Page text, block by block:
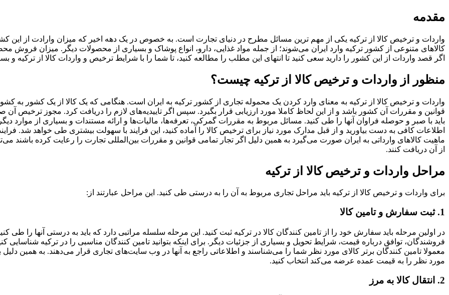
مقدمه
واردات و ترخیص کالا از ترکیه یکی از مهم ترین مسائل مطرح در دنیای تجارت است. به خصوص در یک دهه اخیر که میزان وارادت از
کالاهای متنوعی از کشور ترکیه وارد ایران می‌شوند؛ از جمله مواد غذایی، دارو، انواع پوشاک و بسیاری از محصولات دیگر. میزان فروش
اگر قصد واردات از این کشور را دارید سعی کنید تا انتهای این مطلب را مطالعه کنید، تا شما را با شرایط ترخیص و واردات کالا از ترکیه و
منظور از واردات و ترخیص کالا از ترکیه چیست؟
واردات و ترخیص کالا از ترکیه به معنای وارد کردن یک محموله تجاری از کشور ترکیه به ایران است. هنگامی که یک کالا از یک کشور به
قوانین و مقررات آن کشور باشد‌ و از این لحاظ کاملا مورد ارزیابی قرار بگیرد. سپس اگر تاییدیه‌های لازم را دریافت کرد. مجوز ترخیص آن
باید با صبر و حوصله فراوان آنها را طی کنید. مسائل مربوط به مقررات گمرکی، تعرفه‌ها، مالیات‌ها و ارائه مستندات و بسیاری از موارد
اطلاعات کافی به دست بیاورید و از قبل مدارک مورد نیاز برای ترخیص کالا را آماده کنید، این فرایند با سهولت بیشتری طی خواهد شد.
ماهیت کالاهای وارداتی به ایران صورت می‌گیرد به همین دلیل اگر تجار تمامی قوانین و مقررات بین‌المللی تجارت را رعایت کرده باشند
از آن دریافت کنند.
مراحل واردات و ترخیص کالا از ترکیه
برای واردات و ترخیص کالا از ترکیه باید مراحل تجاری مربوط به آن را به درستی طی کنید. این مراحل عبارتند از:
1. ثبت سفارش و تامین کالا
در اولین مرحله باید سفارش خود را از تامین کنندگان کالا در ترکیه ثبت کنید. این مرحله سلسله مراتبی دارد که باید به درستی آنها را طی
فروشندگان، توافق درباره قیمت، شرایط تحویل و بسیاری از جزئیات دیگر. برای اینکه بتوانید تامین کنندگان مناسبی را در ترکیه شناسایی
معمولا تامین کنندگان برتر کالای مورد نظر شما را می‌شناسند و اطلاعاتی راجع به آنها در وب سایت‌های تجاری قرار می‌دهند. به همین دلیل
مورد نظر را به قیمت عمده عرضه می‌کند انتخاب کنید.
2. انتقال کالا به مرز